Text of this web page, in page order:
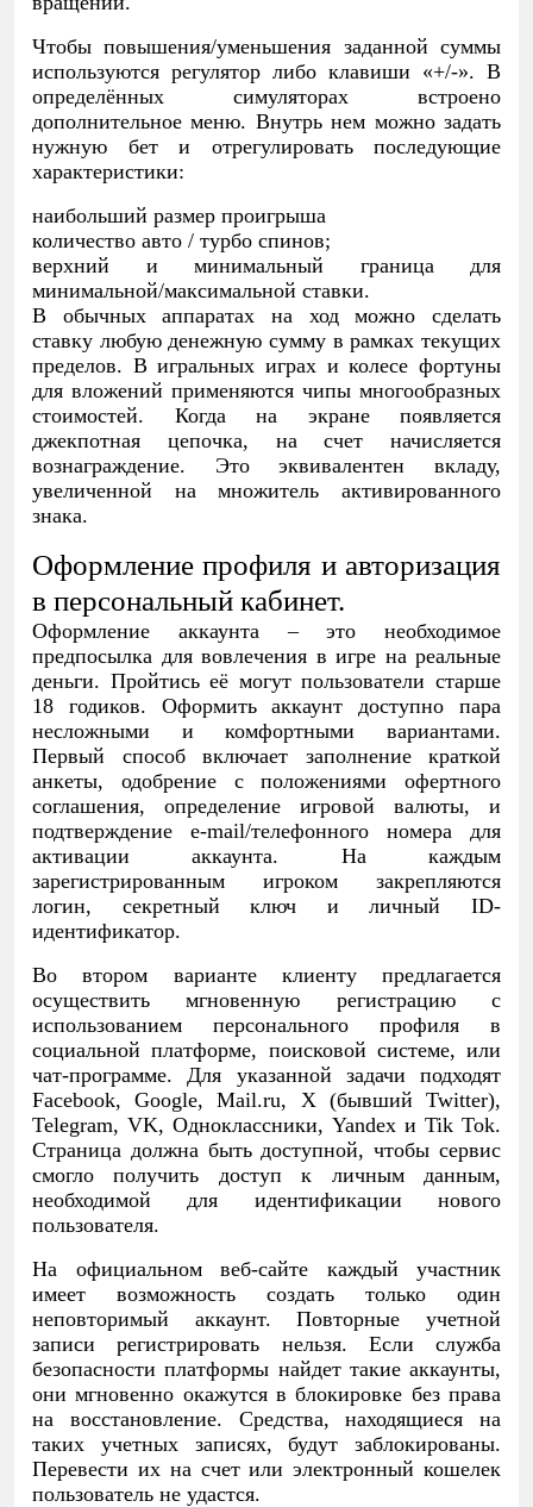
Чтобы повышения/уменьшения заданной суммы
используются регулятор либо клавиши «+/-». В
определённых симуляторах встроено
дополнительное меню. Внутрь нем можно задать
нужную бет и отрегулировать последующие
характеристики:
наибольший размер проигрыша
количество авто / турбо спинов;
верхний и минимальный граница для
минимальной/максимальной ставки.
В обычных аппаратах на ход можно сделать
ставку любую денежную сумму в рамках текущих
пределов. В игральных играх и колесе фортуны
для вложений применяются чипы многообразных
стоимостей. Когда на экране появляется
джекпотная цепочка, на счет начисляется
вознаграждение. Это эквивалентен вкладу,
увеличенной на множитель активированного
знака.
Оформление профиля и авторизация
в персональный кабинет.
Оформление аккаунта – это необходимое
предпосылка для вовлечения в игре на реальные
деньги. Пройтись её могут пользователи старше
18 годиков. Оформить аккаунт доступно пара
несложными и комфортными вариантами.
Первый способ включает заполнение краткой
анкеты, одобрение с положениями офертного
соглашения, определение игровой валюты, и
подтверждение e-mail/телефонного номера для
активации аккаунта. На каждым
зарегистрированным игроком закрепляются
логин, секретный ключ и личный ID-
идентификатор.
Во втором варианте клиенту предлагается
осуществить мгновенную регистрацию с
использованием персонального профиля в
социальной платформе, поисковой системе, или
чат-программе. Для указанной задачи подходят
Facebook, Google, Mail.ru, X (бывший Twitter),
Telegram, VK, Одноклассники, Yandex и Tik Tok.
Страница должна быть доступной, чтобы сервис
смогло получить доступ к личным данным,
необходимой для идентификации нового
пользователя.
На официальном веб-сайте каждый участник
имеет возможность создать только один
неповторимый аккаунт. Повторные учетной
записи регистрировать нельзя. Если служба
безопасности платформы найдет такие аккаунты,
они мгновенно окажутся в блокировке без права
на восстановление. Средства, находящиеся на
таких учетных записях, будут заблокированы.
Перевести их на счет или электронный кошелек
пользователь не удастся.